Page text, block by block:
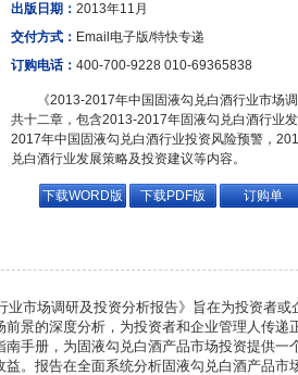
出版日期： 2013年11月
交付方式： Email电子版/特快专递
订购电话： 400-700-9228 010-69365838
《2013-2017年中国固液勾兑白酒行业市场
共十二章，包含2013-2017年固液勾兑白酒行业
2017年中国固液勾兑白酒行业投资风险预警，
兑白酒行业发展策略及投资建议等内容。
下载WORD版 下载PDF版 订购单
市场调研及投资分析报告》旨在为投资者或
景的深度分析，为投资者和企业管理人传递
手册，为固液勾兑白酒产品市场投资提供一
。报告在全面系统分析固液勾兑白酒产品市